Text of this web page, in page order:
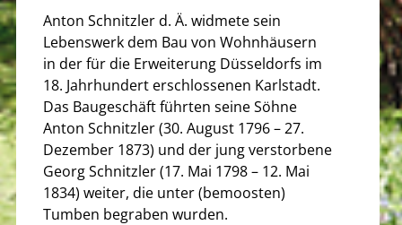
Anton Schnitzler d. Ä. widmete sein
Lebenswerk dem Bau von Wohnhäusern
in der für die Erweiterung Düsseldorfs im
18. Jahrhundert erschlossenen Karlstadt.
Das Baugeschäft führten seine Söhne
Anton Schnitzler (30. August 1796 – 27.
Dezember 1873) und der jung verstorbene
Georg Schnitzler (17. Mai 1798 – 12. Mai
1834) weiter, die unter (bemoosten)
Tumben begraben wurden.